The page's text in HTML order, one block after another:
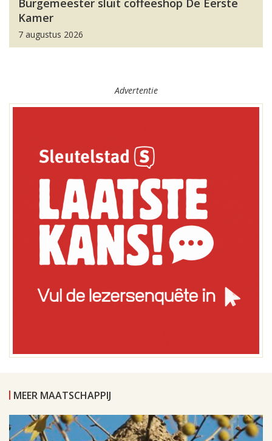
Burgemeester sluit coffeeshop De Eerste
Kamer
7 augustus 2026
Advertentie
MEER MAATSCHAPPIJ